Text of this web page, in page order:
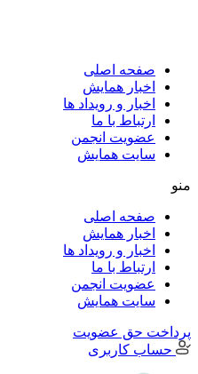
صفحه اصلی
اخبار همایش
اخبار و رویداد ها
ارتباط با ما
عضویت انجمن
سایت همایش
منو
صفحه اصلی
اخبار همایش
اخبار و رویداد ها
ارتباط با ما
عضویت انجمن
سایت همایش
پرداخت حق عضویت
حساب کاربری